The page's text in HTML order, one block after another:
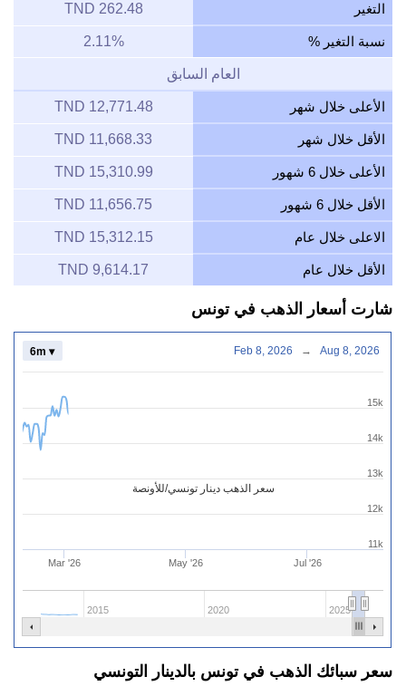
التغير 262.48 TND
نسبة التغير % 2.11%
العام السابق
الأعلى خلال شهر 12,771.48 TND
الأقل خلال شهر 11,668.33 TND
الأعلى خلال 6 شهور 15,310.99 TND
الأقل خلال 6 شهور 11,656.75 TND
الاعلى خلال عام 15,312.15 TND
الأقل خلال عام 9,614.17 TND
شارت أسعار الذهب في تونس
سعر الذهب دينار تونسي/للأونصة
Mar '26 May '26 Jul '26
2015 2020 2025
11k
12k
13k
14k
15k
6m ▾ Feb 8, 2026 → Aug 8, 2026
سعر سبائك الذهب في تونس بالدينار التونسي